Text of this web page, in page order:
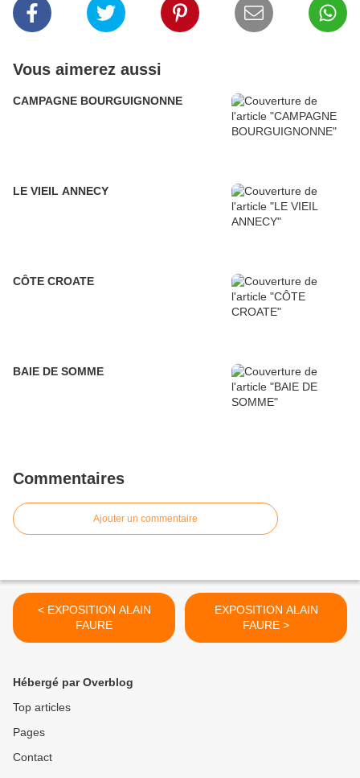
Vous aimerez aussi
CAMPAGNE BOURGUIGNONNE
LE VIEIL ANNECY
CÔTE CROATE
BAIE DE SOMME
Commentaires
Ajouter un commentaire
< EXPOSITION ALAIN
FAURE
EXPOSITION ALAIN
FAURE >
Hébergé par Overblog
Top articles
Pages
Contact